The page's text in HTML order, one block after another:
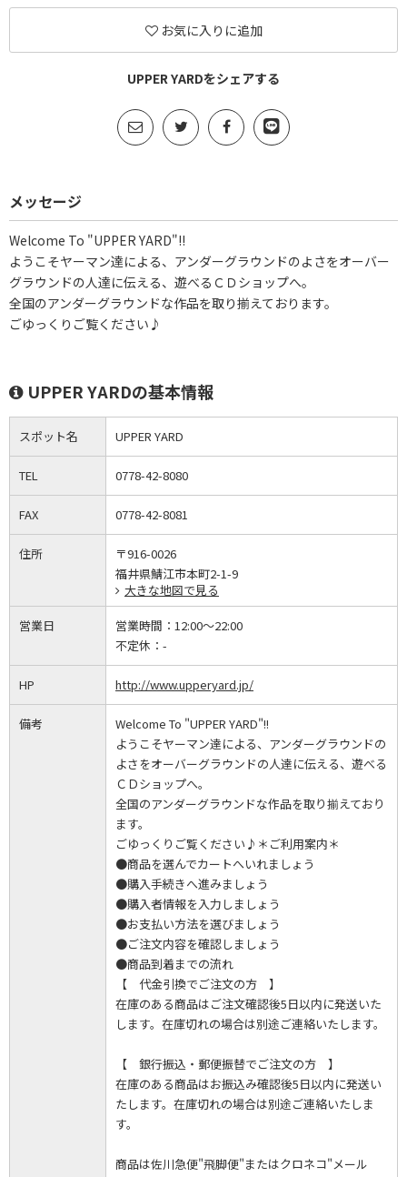
お気に入りに追加
UPPER YARDをシェアする
メッセージ
Welcome To "UPPER YARD"!!
ようこそヤーマン達による、アンダーグラウンドのよさをオーバー
グラウンドの人達に伝える、遊べるＣＤショップへ。
全国のアンダーグラウンドな作品を取り揃えております。
ごゆっくりご覧ください♪
UPPER YARDの基本情報
スポット名 UPPER YARD
TEL 0778-42-8080
FAX 0778-42-8081
住所
〒916-0026
福井県鯖江市本町2-1-9
大きな地図で見る
営業日 営業時間： 12:00～22:00
不定休： -
HP http://www.upperyard.jp/
備考
Welcome To "UPPER YARD"!!
ようこそヤーマン達による、アンダーグラウンドの
よさをオーバーグラウンドの人達に伝える、遊べる
ＣＤショップへ。
全国のアンダーグラウンドな作品を取り揃えており
ます。
ごゆっくりご覧ください♪＊ご利用案内＊
●商品を選んでカートへいれましょう
●購入手続きへ進みましょう
●購入者情報を入力しましょう
●お支払い方法を選びましょう
●ご注文内容を確認しましょう
●商品到着までの流れ
【 代金引換でご注文の方 】
在庫のある商品はご注文確認後5日以内に発送いた
します。在庫切れの場合は別途ご連絡いたします。
【 銀行振込・郵便振替でご注文の方 】
在庫のある商品はお振込み確認後5日以内に発送い
たします。在庫切れの場合は別途ご連絡いたしま
す。
商品は佐川急便"飛脚便"またはクロネコ"メール